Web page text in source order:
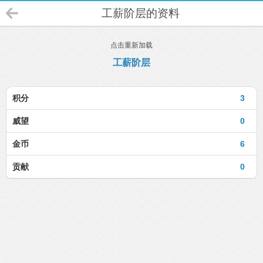
工薪阶层的资料
点击重新加载
工薪阶层
3
积分
0
威望
6
金币
0
贡献